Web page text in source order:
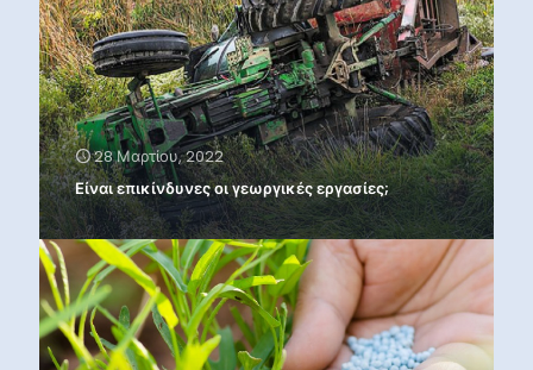
28 Μαρτίου, 2022
Είναι επικίνδυνες οι γεωργικές εργασίες;